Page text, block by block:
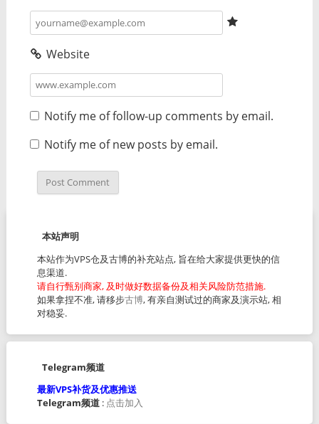
Website
Notify me of follow-up comments by email.
Notify me of new posts by email.
本站声明
本站作为VPS仓及古博的补充站点, 旨在给大家提供更快的信
息渠道.
请自行甄别商家, 及时做好数据备份及相关风险防范措施.
如果拿捏不准, 请移步古博, 有亲自测试过的商家及演示站, 相
对稳妥.
Telegram频道
最新VPS补货及优惠推送
Telegram频道: 点击加入